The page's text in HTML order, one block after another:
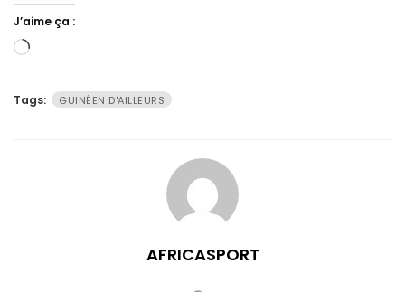
J’aime ça :
Chargement…
Tags: GUINÉEN D'AILLEURS
AFRICASPORT